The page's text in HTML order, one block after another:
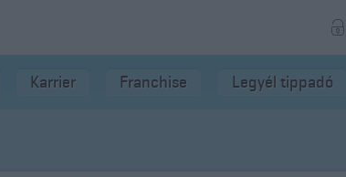
Karrier Franchise Legyél tippadó